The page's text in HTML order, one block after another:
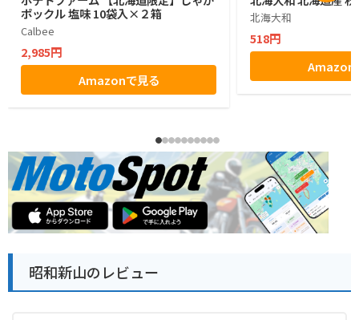
ポックル 塩味 10袋入×２箱
Calbee
2,985円
Amazonで見る
北海大和
518円
Amazon
昭和新山のレビュー